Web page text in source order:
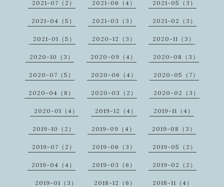
2021-07（2） 2021-06（4） 2021-05（3）
2021-04（5） 2021-03（3） 2021-02（3）
2021-01（5） 2020-12（3） 2020-11（3）
2020-10（3） 2020-09（4） 2020-08（3）
2020-07（5） 2020-06（4） 2020-05（7）
2020-04（8） 2020-03（2） 2020-02（3）
2020-01（4） 2019-12（4） 2019-11（4）
2019-10（2） 2019-09（4） 2019-08（3）
2019-07（2） 2019-06（3） 2019-05（2）
2019-04（4） 2019-03（6） 2019-02（2）
2019-01（3） 2018-12（6） 2018-11（4）